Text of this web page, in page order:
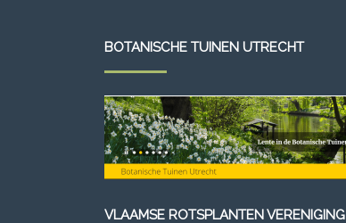
BOTANISCHE TUINEN UTRECHT
VLAAMSE ROTSPLANTEN VERENIGING